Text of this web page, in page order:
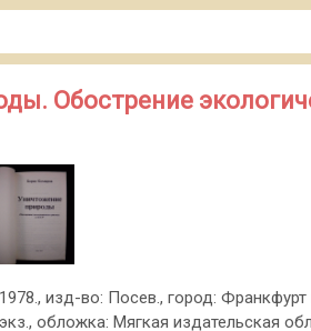
Обострение
1978., изд-во: Посев., город: Франкфурт
экз., обложка: Мягкая издательская